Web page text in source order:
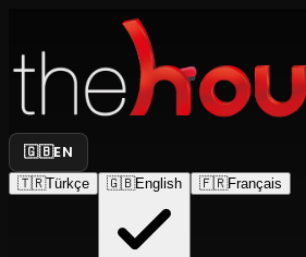
🇬🇧EN
🇹🇷Türkçe 🇬🇧English 🇫🇷Français